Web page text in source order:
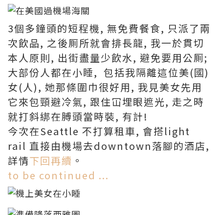
3個多鐘頭的短程機, 無免費餐食, 只派了兩
次飲品, 之後厠所就會排長龍, 我一於貫切
本人原則, 出街盡量少飲水, 避免要用公厠;
大部份人都在小睡, 包括我隔離這位美(國)
女(人), 她那條圍巾很好用, 我見美女先用
它來包頸避冷氣, 跟住冚埋眼遮光, 走之時
就打斜綁在膊頭當時裝, 有計!
今次在Seattle 不打算租車, 會搭light
rail 直接由機場去downtown落腳的酒店,
詳情下回再續 。
to be continued ...